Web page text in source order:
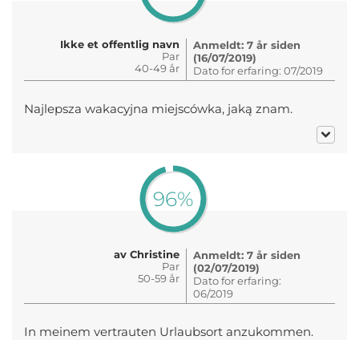
Ikke et offentlig navn
Par
40-49 år
Anmeldt: 7 år siden
(16/07/2019)
Dato for erfaring: 07/2019
Najlepsza wakacyjna miejscówka, jaką znam.
96%
av Christine
Par
50-59 år
Anmeldt: 7 år siden
(02/07/2019)
Dato for erfaring:
06/2019
In meinem vertrauten Urlaubsort anzukommen.